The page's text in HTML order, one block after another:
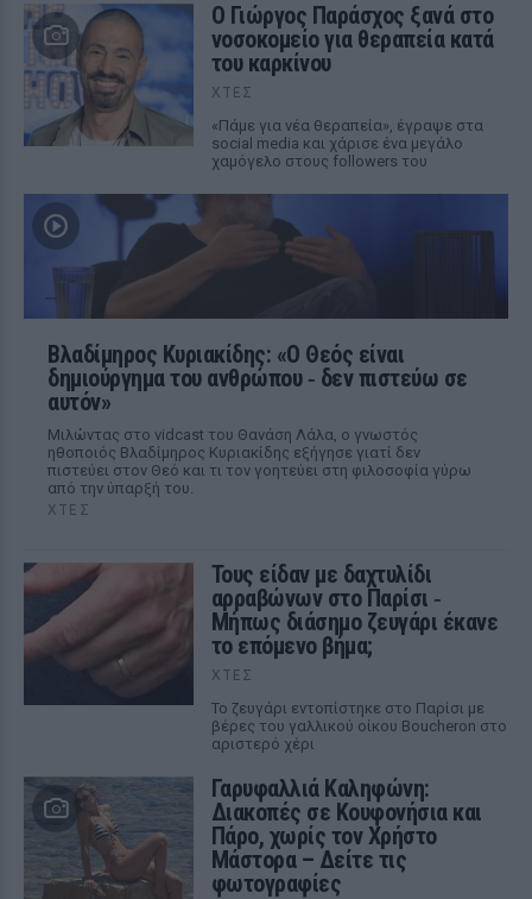
O Γιώργος Παράσχος ξανά στο
νοσοκομείο για θεραπεία κατά
του καρκίνου
ΧΤΕΣ
«Πάμε για νέα θεραπεία», έγραψε στα
social media και χάρισε ένα μεγάλο
χαμόγελο στους followers του
Βλαδίμηρος Κυριακίδης: «Ο Θεός είναι
δημιούργημα του ανθρώπου ‑ δεν πιστεύω σε
αυτόν»
Μιλώντας στο vidcast του Θανάση Λάλα, ο γνωστός
ηθοποιός Βλαδίμηρος Κυριακίδης εξήγησε γιατί δεν
πιστεύει στον Θεό και τι τον γοητεύει στη φιλοσοφία γύρω
από την ύπαρξή του.
ΧΤΕΣ
Τους είδαν με δαχτυλίδι
αρραβώνων στο Παρίσι ‑
Μήπως διάσημο ζευγάρι έκανε
το επόμενο βήμα;
ΧΤΕΣ
Το ζευγάρι εντοπίστηκε στο Παρίσι με
βέρες του γαλλικού οίκου Boucheron στο
αριστερό χέρι
Γαρυφαλλιά Καληφώνη:
Διακοπές σε Κουφονήσια και
Πάρο, χωρίς τον Χρήστο
Μάστορα – Δείτε τις
φωτογραφίες